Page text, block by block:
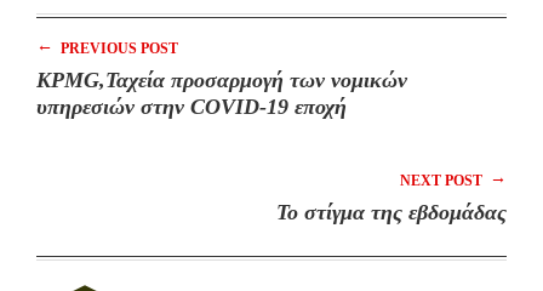
← PREVIOUS POST
KPMG,Ταχεία προσαρμογή των νομικών
υπηρεσιών στην COVID-19 εποχή
NEXT POST →
Το στίγμα της εβδομάδας